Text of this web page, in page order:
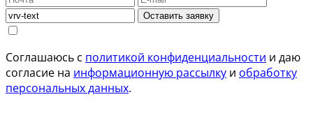
Оставить заявку
Соглашаюсь с политикой конфиденциальности и даю
согласие на информационную рассылку и обработку
персональных данных.